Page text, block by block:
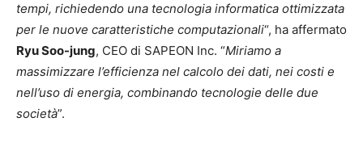
tempi, richiedendo una tecnologia informatica ottimizzata
per le nuove caratteristiche computazionali“, ha affermato
Ryu Soo-jung, CEO di SAPEON Inc. “Miriamo a
massimizzare l’efficienza nel calcolo dei dati, nei costi e
nell’uso di energia, combinando tecnologie delle due
società”.